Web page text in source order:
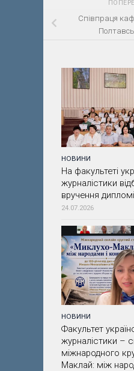
Співпраця
НОВИНИ
На факультеті
журналістики
вручення
24.07.2026
НОВИНИ
Факультет
журналістики –
міжнародного
Маклай: між